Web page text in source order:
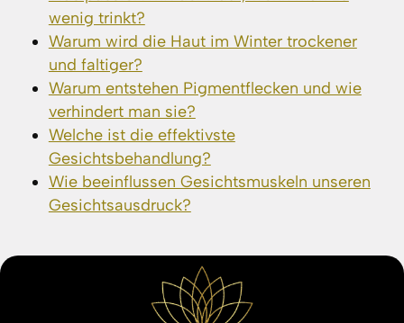
wenig trinkt?
Warum wird die Haut im Winter trockener
und faltiger?
Warum entstehen Pigmentflecken und wie
verhindert man sie?
Welche ist die effektivste
Gesichtsbehandlung?
Wie beeinflussen Gesichtsmuskeln unseren
Gesichtsausdruck?